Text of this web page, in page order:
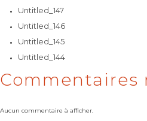
Untitled_147
Untitled_146
Untitled_145
Untitled_144
Commentaires
Aucun commentaire à afficher.